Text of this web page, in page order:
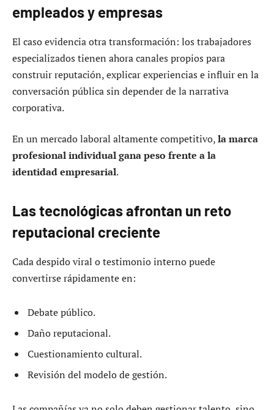
empleados y empresas
El caso evidencia otra transformación: los trabajadores
especializados tienen ahora canales propios para
construir reputación, explicar experiencias e influir en la
conversación pública sin depender de la narrativa
corporativa.
En un mercado laboral altamente competitivo,la marca
profesional individual gana peso frente a la
identidad empresarial.
Las tecnológicas afrontan un reto
reputacional creciente
Cada despido viral o testimonio interno puede
convertirse rápidamente en:
Debate público.
Daño reputacional.
Cuestionamiento cultural.
Revisión del modelo de gestión.